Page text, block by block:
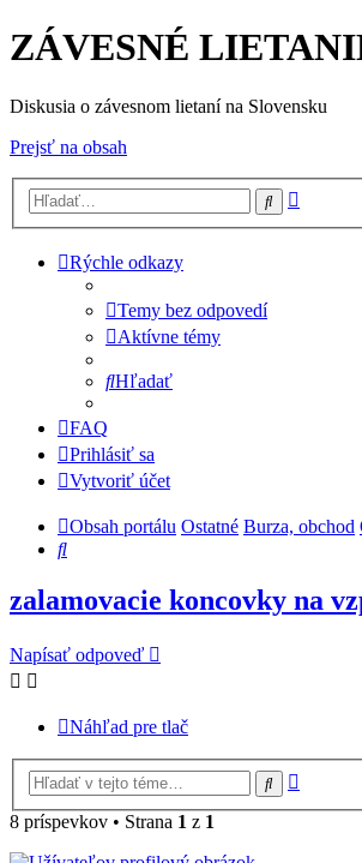
ZÁVESNÉ
Diskusia o závesnom lietaní na Slovensku
Prejsť na obsah
Hľadať
Rýchle odkazy
Temy bez odpovedí
Aktívne témy
Hľadať
FAQ
Prihlásiť sa
Vytvoriť účet
Obsah portálu Ostatné Burza, obchod
Hľadať
zalamovacie koncovky na
Napísať odpoveď
Náhľad pre tlač
Hľadať
8 príspevkov • Strana 1 z 1